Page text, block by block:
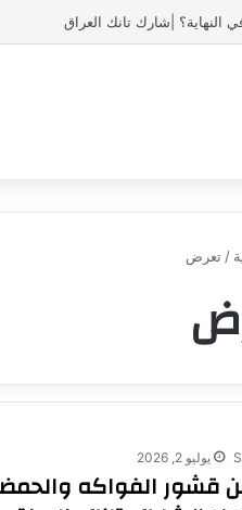
|شارك تانك العراق
/ تعرض
يوليو 2, 2026
قشور الفواكه